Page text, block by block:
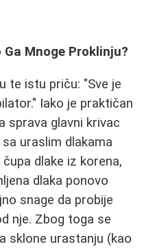
Mnoge Proklinju?
te istu priču: "Sve je
Iako je praktičan
sprava glavni krivac
uraslim dlakama
dlake iz korena,
dlaka ponovo
snage da probije
nje. Zbog toga se
sklone urastanju (kao